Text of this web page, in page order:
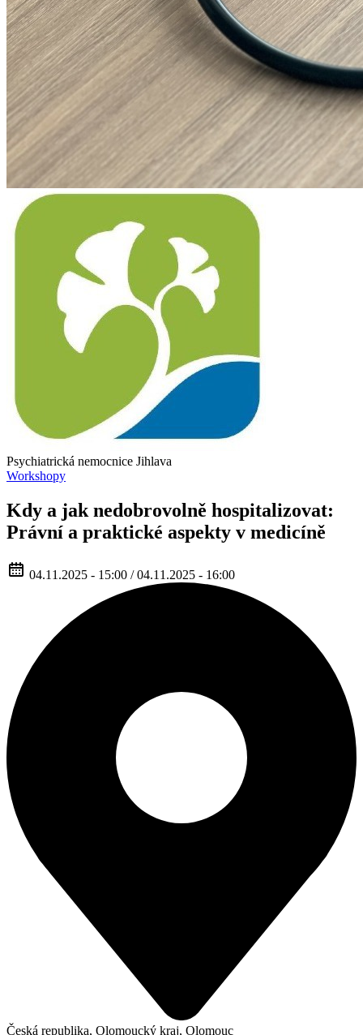
Psychiatrická nemocnice Jihlava
Workshopy
Kdy a jak nedobrovolně hospitalizovat:
Právní a praktické aspekty v medicíně
04.11.2025 - 15:00 / 04.11.2025 - 16:00
Česká republika, Olomoucký kraj, Olomouc